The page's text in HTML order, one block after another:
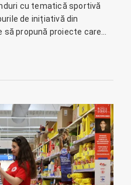
cu tematică sportivă
de inițiativă din
propună proiecte care…